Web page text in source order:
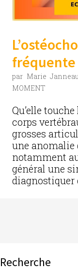
fréquente
par Marie
MOMENT
Qu’elle
corps
grosses
une anomalie
notamment
général une
diagnostiquer
Recherche